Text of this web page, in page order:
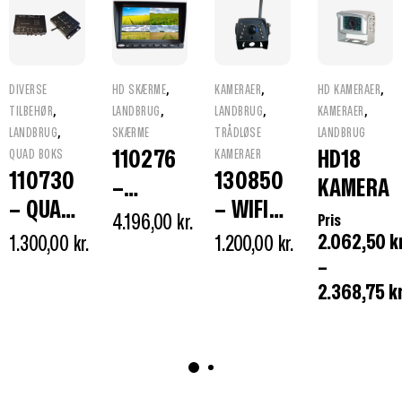
DIVERSE
TILBEHØR,
LANDBRUG,
QUAD BOKS
110730
– QUAD
BOKS 4
1.300,00 kr.
HD SKÆRME,
LANDBRUG ,
SKÆRME
110276
–
HD1000
4.196,00 kr.
KAMERAER,
LANDBRUG,
TRÅDLØSE
KAMERAER
130850
– WIFI
KAMERA
1.200,00 kr.
HD KAMERAER,
KAMERAER ,
LANDBRUG
HD18
KAMERA
Pris
2.062,50
–
2.368,75